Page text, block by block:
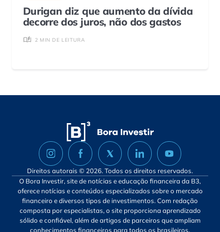
Durigan diz que aumento da dívida
decorre dos juros, não dos gastos
2 MIN DE LEITURA
Direitos autorais © 2026. Todos os direitos reservados.
O Bora Investir, site de notícias e educação financeira da B3,
oferece notícias e conteúdos especializados sobre o mercado
financeiro e diversos tipos de investimentos. Com redação
composta por especialistas, o site proporciona aprendizado
sólido e confiável, além de artigos de parceiros que ampliam
conhecimentos financeiros para todos os brasileiros.